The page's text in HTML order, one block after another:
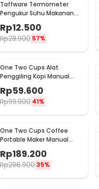
Taffware Termometer
Pengukur Suhu Makanan
Digital Daging Kopi Susu -
TP101
Rp12.500
Rp28.900 57%
One Two Cups Alat
Penggiling Kopi Manual
Coffee Grinder Portable -
WFCG9800
Rp59.600
Rp99.900 41%
One Two Cups Coffee
Portable Maker Manual
Hand Press Espresso 300ml
- T35066
Rp189.200
Rp286.900 35%